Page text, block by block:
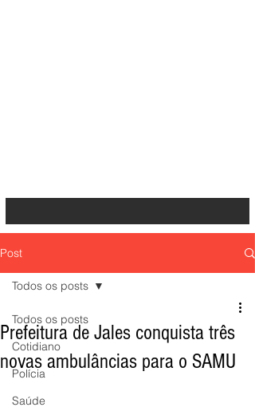
Post
Todos os posts
Cotidiano
Polícia
Saúde
Todos os posts
Prefeitura de Jales conquista três
novas ambulâncias para o SAMU